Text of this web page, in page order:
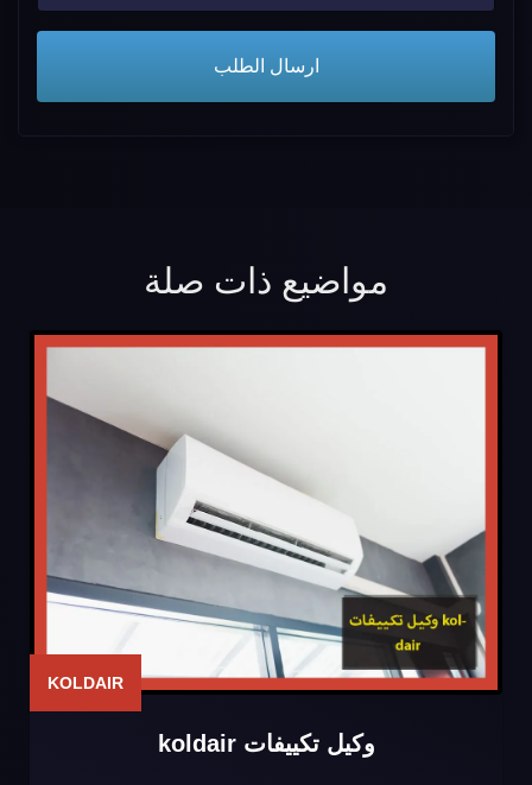
مواضيع ذات صلة
KOLDAIR
وكيل تكييفات koldair